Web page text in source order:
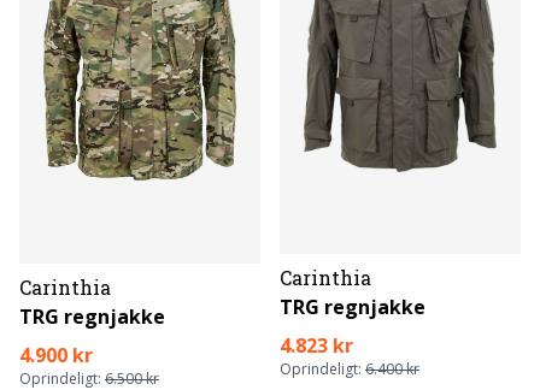
Carinthia
TRG regnjakke
4.900 kr
Oprindeligt: 6.500 kr
Carinthia
TRG regnjakke
4.823 kr
Oprindeligt: 6.400 kr